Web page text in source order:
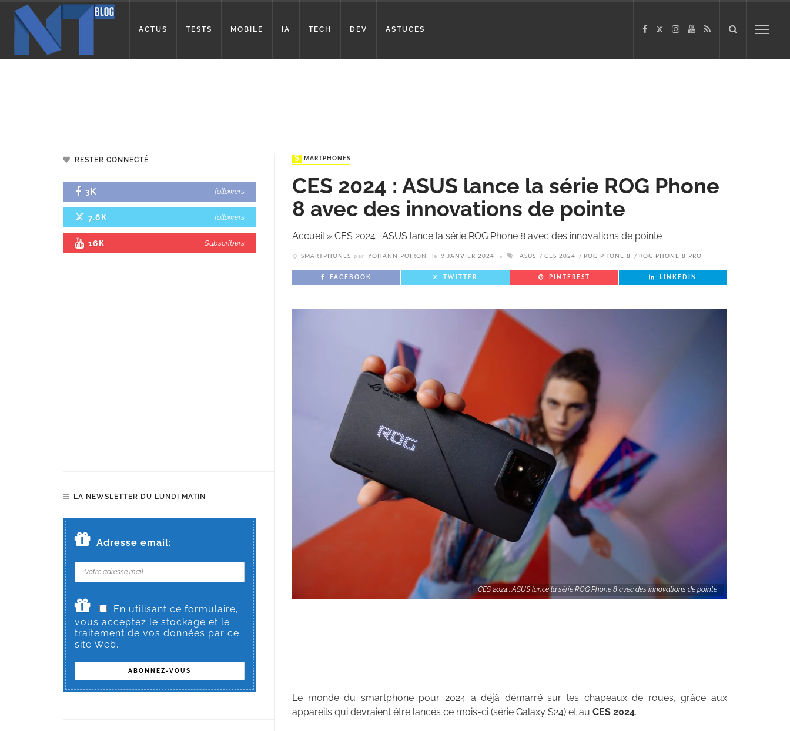
ACTUS TESTS MOBILE IA TECH DEV ASTUCES
SMARTPHONES
CES 2024 : ASUS lance la série ROG Phone
8 avec des innovations de pointe
Accueil» CES 2024 : ASUS lance la série ROG Phone 8 avec des innovations de pointe
SMARTPHONES par YOHANN POIRON le 9 JANVIER 2024 ASUS CES 2024 ROG PHONE 8 ROG PHONE 8 PRO
FACEBOOK TWITTER PINTEREST LINKEDIN
CES 2024 : ASUS lance la série ROG Phone 8 avec des innovations de pointe
Le monde du smartphone pour 2024 a déjà démarré sur les chapeaux de roues, grâce aux
appareils qui devraient être lancés ce mois-ci (série Galaxy S24) et au CES 2024.
RESTER CONNECTÉ
3K followers
7.6K followers
16K Subscribers
LA NEWSLETTER DU LUNDI MATIN
Adresse email:
En utilisant ce formulaire,
vous acceptez le stockage et le
traitement de vos données par ce
site Web.